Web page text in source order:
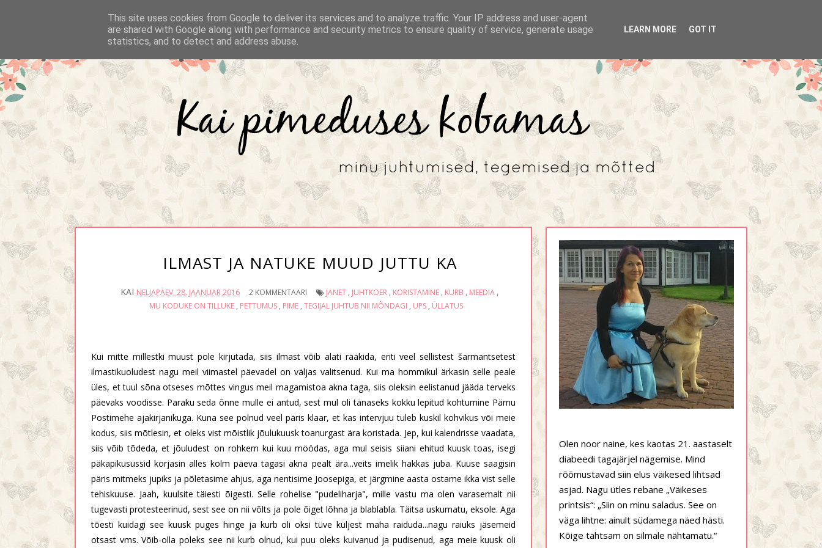
ILMAST JA NATUKE MUUD JUTTU KA
KAI NELJAPÄEV, 28. JAANUAR 2016 2 KOMMENTAARI JANET , JUHTKOER , KORISTAMINE , KURB , MEEDIA ,
MU KODUKE ON TILLUKE, PETTUMUS, PIME, TEGIJAL JUHTUB NII MÕNDAGI , UPS, ÜLLATUS
Kui mitte millestki muust pole kirjutada, siis ilmast võib alati rääkida, eriti veel sellistest šarmantsetest
ilmastikuoludest nagu meil viimastel päevadel on väljas valitsenud. Kui ma hommikul ärkasin selle peale
üles, et tuul sõna otseses mõttes vingus meil magamistoa akna taga, siis oleksin eelistanud jääda terveks
päevaks voodisse. Paraku seda õnne mulle ei antud, sest mul oli tänaseks kokku lepitud kohtumine Pärnu
Postimehe ajakirjanikuga. Kuna see polnud veel päris klaar, et kas intervjuu tuleb kuskil kohvikus või meie
kodus, siis mõtlesin, et oleks vist mõistlik jõulukuusk toanurgast ära koristada. Jep, kui kalendrisse vaadata,
siis võib tõdeda, et jõuludest on rohkem kui kuu möödas, aga mul seisis siiani ehitud kuusk toas, isegi
päkapikusussid korjasin alles kolm päeva tagasi akna pealt ära...veits imelik hakkas juba. Kuuse saagisin
päris mitmeks jupiks ja põletasime ahjus, aga nentisime Joosepiga, et järgmine aasta ostame ikka vist selle
tehiskuuse. Jaah, kuulsite täiesti õigesti. Selle rohelise "pudeliharja", mille vastu ma olen varasemalt nii
tugevasti protesteerinud, sest see on nii võlts ja pole õiget lõhna ja blablabla. Täitsa uskumatu, eksole. Aga
tõesti kuidagi see kuusk puges hinge ja kurb oli oksi tüve küljest maha raiduda...nagu raiuks jäsemeid
otsast vms. Võib-olla poleks see nii kurb olnud, kui puu oleks kuivanud ja pudisenud, aga meie kuusk oli
Olen noor naine, kes kaotas 21. aastaselt
diabeedi tagajärjel nägemise. Mind
rõõmustavad siin elus väikesed lihtsad
asjad. Nagu ütles rebane „Väikeses
printsis“: „Siin on minu saladus. See on
väga lihtne: ainult südamega näed hästi.
Kõige tähtsam on silmale nähtamatu.“
This site uses cookies from Google to deliver its services and to analyze traffic. Your IP address and user-agent
are shared with Google along with performance and security metrics to ensure quality of service, generate usage
statistics, and to detect and address abuse.
LEARN MORE GOT IT